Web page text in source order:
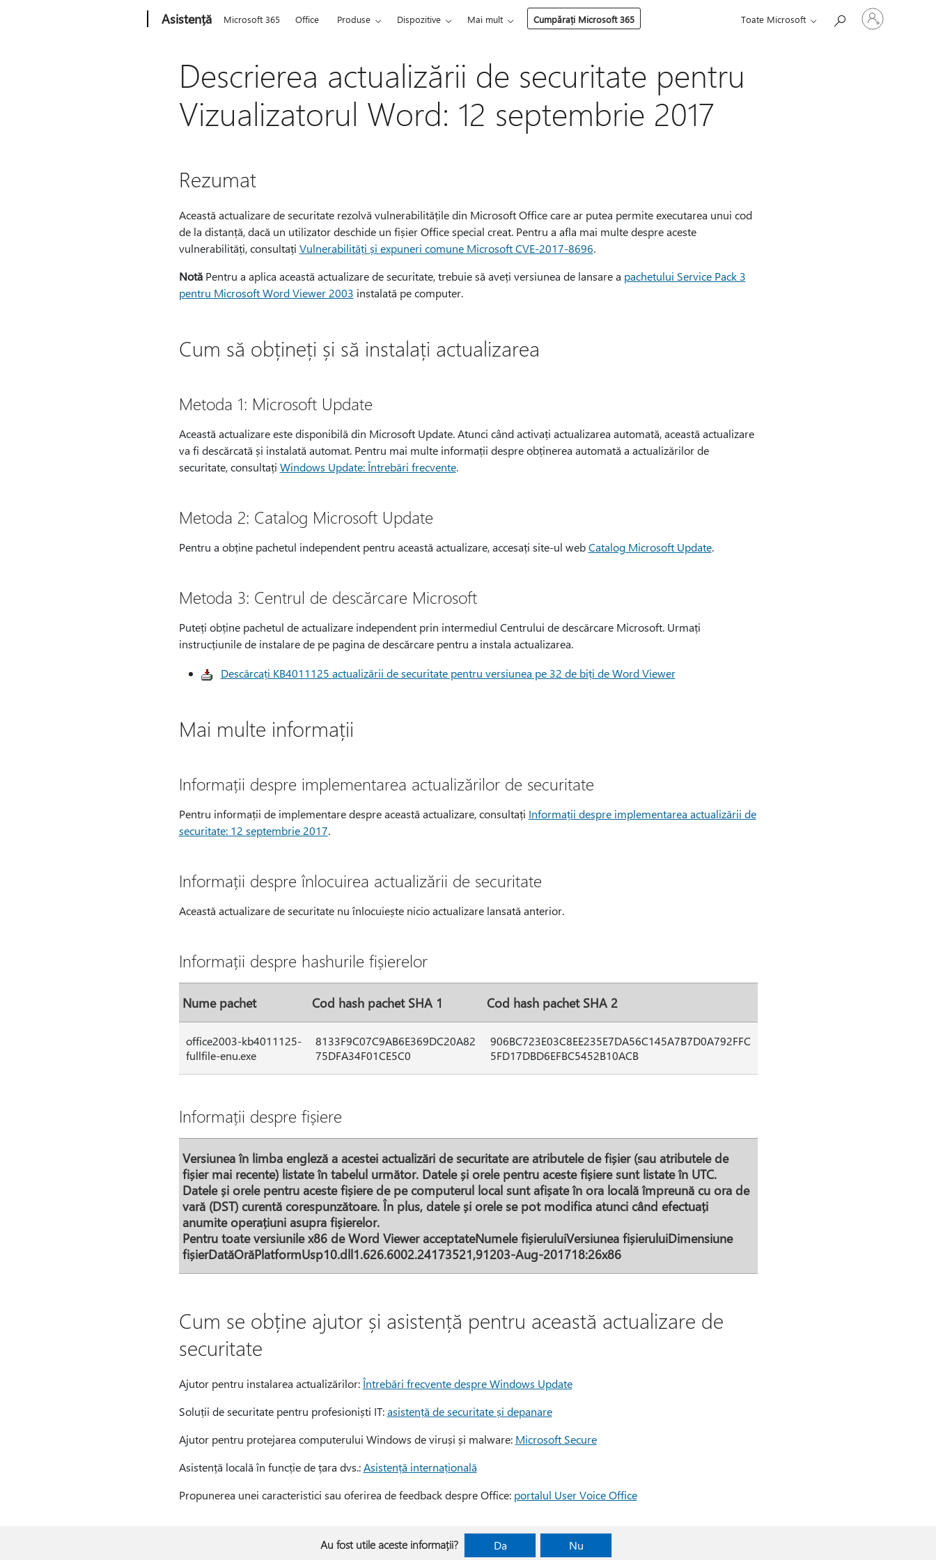
Asistență Microsoft 365 Office Produse Dispozitive Mai mult Cumpărați Microsoft 365 Toate Microsoft
Conectați-
vă
Descrierea actualizării de securitate pentru
Vizualizatorul Word: 12 septembrie 2017
Rezumat
Această actualizare de securitate rezolvă vulnerabilitățile din Microsoft Office care ar putea permite executarea unui cod
de la distanță, dacă un utilizator deschide un fișier Office special creat. Pentru a afla mai multe despre aceste
vulnerabilități, consultați Vulnerabilități și expuneri comune Microsoft CVE-2017-8696.
NotăPentru a aplica această actualizare de securitate, trebuie să aveți versiunea de lansare a pachetului Service Pack 3
pentru Microsoft Word Viewer 2003 instalată pe computer.
Cum să obțineți și să instalați actualizarea
Metoda 1: Microsoft Update
Această actualizare este disponibilă din Microsoft Update. Atunci când activați actualizarea automată, această actualizare
va fi descărcată și instalată automat. Pentru mai multe informații despre obținerea automată a actualizărilor de
securitate, consultați Windows Update: Întrebări frecvente.
Metoda 2: Catalog Microsoft Update
Pentru a obține pachetul independent pentru această actualizare, accesați site-ul webCatalog Microsoft Update.
Metoda 3: Centrul de descărcare Microsoft
Puteți obține pachetul de actualizare independent prin intermediul Centrului de descărcare Microsoft. Urmați
instrucțiunile de instalare de pe pagina de descărcare pentru a instala actualizarea.
Descărcați KB4011125 actualizării de securitate pentru versiunea pe 32 de biți de Word Viewer
Mai multe informații
Informații despre implementarea actualizărilor de securitate
Pentru informații de implementare despre această actualizare, consultați Informații despre implementarea actualizării de
securitate: 12 septembrie 2017.
Informații despre înlocuirea actualizării de securitate
Această actualizare de securitate nu înlocuiește nicio actualizare lansată anterior.
Informații despre hashurile fișierelor
Nume pachet Cod hash pachet SHA 1 Cod hash pachet SHA 2
office2003-kb4011125-
fullfile-enu.exe
8133F9C07C9AB6E369DC20A82
75DFA34F01CE5C0
906BC723E03C8EE235E7DA56C145A7B7D0A792FFC
5FD17DBD6EFBC5452B10ACB
Informații despre fișiere
Versiunea în limba engleză a acestei actualizări de securitate are atributele de fișier (sau atributele de
fișier mai recente) listate în tabelul următor. Datele și orele pentru aceste fișiere sunt listate în UTC.
Datele și orele pentru aceste fișiere de pe computerul local sunt afișate în ora locală împreună cu ora de
vară (DST) curentă corespunzătoare. În plus, datele și orele se pot modifica atunci când efectuați
anumite operațiuni asupra fișierelor.
Pentru toate versiunile x86 de Word Viewer acceptateNumele fișieruluiVersiunea fișieruluiDimensiune
fișierDatăOrăPlatformUsp10.dll1.626.6002.24173521,91203-Aug-201718:26x86
Cum se obține ajutor și asistență pentru această actualizare de
securitate
Ajutor pentru instalarea actualizărilor:Întrebări frecvente despre Windows Update
Soluții de securitate pentru profesioniști IT:asistență de securitate și depanare
Ajutor pentru protejarea computerului Windows de viruși și malware: Microsoft Secure
Asistență locală în funcție de țara dvs.:Asistență internațională
Propunerea unei caracteristici sau oferirea de feedback despre Office: portalul User Voice Office
Au fost utile aceste informații? Da Nu